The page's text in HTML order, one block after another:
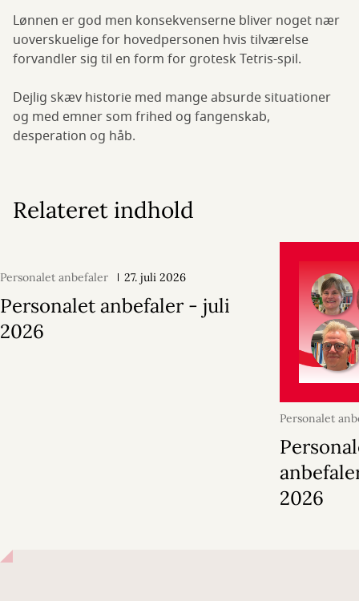
Lønnen er god men konsekvenserne bliver noget nær
uoverskuelige for hovedpersonen hvis tilværelse
forvandler sig til en form for grotesk Tetris-spil.
Dejlig skæv historie med mange absurde situationer
og med emner som frihed og fangenskab,
desperation og håb.
Relateret indhold
Personalet anbefaler 27. juli 2026
Personalet anbefaler - juli
2026
Personalet
juni 2026
2026